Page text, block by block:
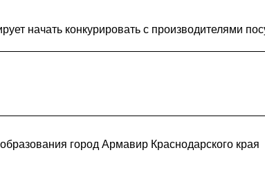
начать конкурировать с производителями
город Армавир Краснодарского края